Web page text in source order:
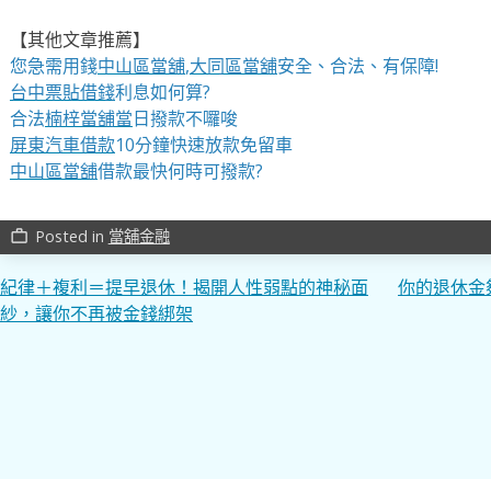
【其他文章推薦】
您急需用錢中山區當舖,大同區當舖安全、合法、有保障!
台中票貼借錢利息如何算?
合法楠梓當舖當日撥款不囉唆
屏東汽車借款10分鐘快速放款免留車
中山區當舖借款最快何時可撥款?
work_outline Posted in 當舖金融
文
章
紀律＋複利＝提早退休！揭開人性弱點的神秘面
紗，讓你不再被金錢綁架
你的退休